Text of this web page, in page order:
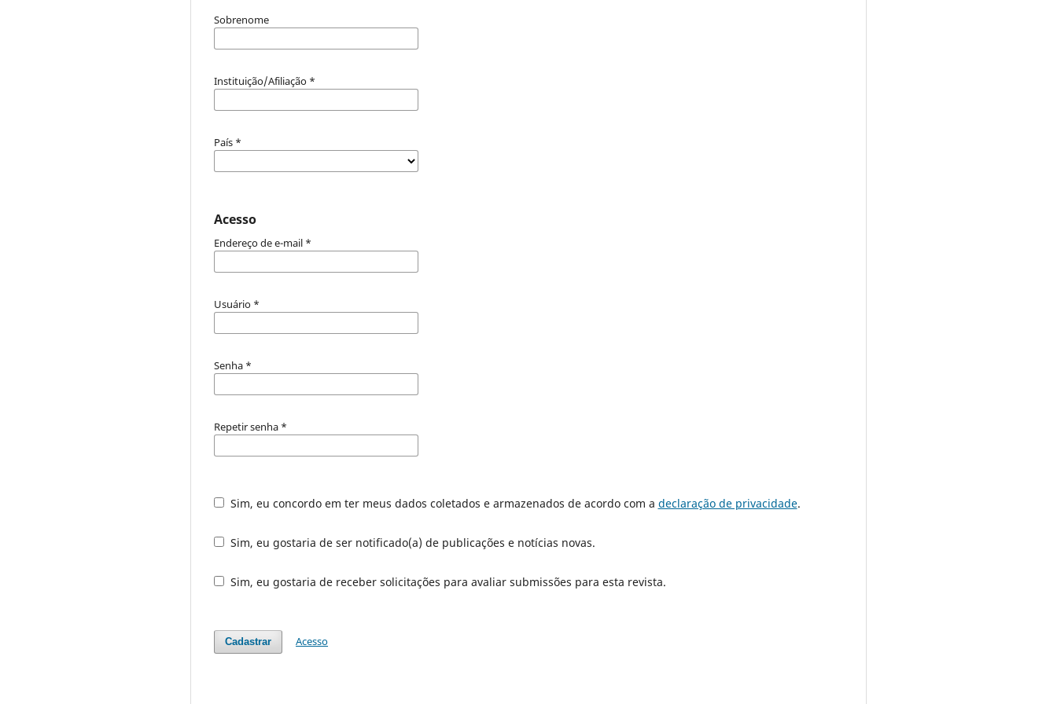
Sobrenome
Instituição/Afiliação *
País *
Acesso
Endereço de e-mail *
Usuário *
Senha *
Repetir senha *
Sim, eu concordo em ter meus dados coletados e armazenados de acordo com a declaração de privacidade.
Sim, eu gostaria de ser notificado(a) de publicações e notícias novas.
Sim, eu gostaria de receber solicitações para avaliar submissões para esta revista.
Cadastrar Acesso